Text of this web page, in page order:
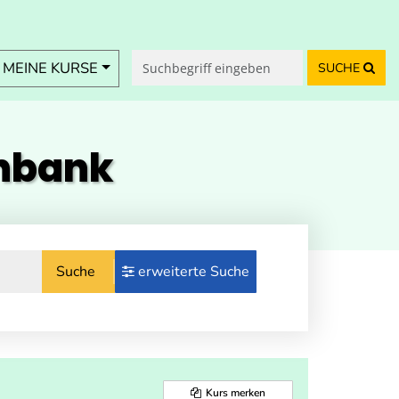
KURSE SUCHE
Suche erweiterte Suche
Kurs merken